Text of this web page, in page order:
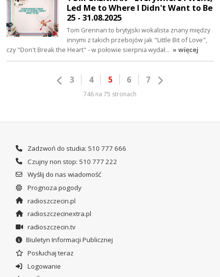
Led Me to Where I Didn't Want to Be
25 - 31.08.2025
Tom Grennan to brytyjski wokalista znany między
innymi z takich przebojów jak "Little Bit of Love",
czy "Don't Break the Heart" - w połowie sierpnia wydał… » więcej
3 4 5 6 7
746 na 75 stronach
Zadzwoń do studia: 510 777 666
Czujny non stop: 510 777 222
Wyślij do nas wiadomość
Prognoza pogody
radioszczecin.pl
radioszczecinextra.pl
radioszczecin.tv
Biuletyn Informacji Publicznej
Posłuchaj teraz
Logowanie